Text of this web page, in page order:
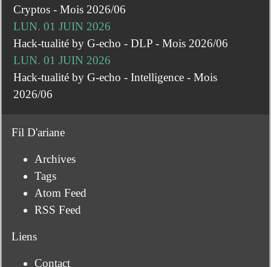
Cryptos - Mois 2026/06
LUN. 01 JUIN 2026
Hack-tualité by G-echo - DLP - Mois 2026/06
LUN. 01 JUIN 2026
Hack-tualité by G-echo - Intelligence - Mois
2026/06
Fil D'ariane
Archives
Tags
Atom Feed
RSS Feed
Liens
Contact